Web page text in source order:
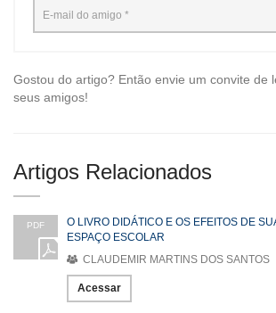
Gostou do artigo? Então envie um convite de
seus amigos!
Artigos Relacionados
PDF
O LIVRO DIDÁTICO E OS EFEITOS DE
ESPAÇO ESCOLAR
CLAUDEMIR MARTINS DOS SANTOS
Acessar